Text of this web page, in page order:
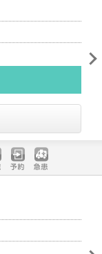
予約 急患